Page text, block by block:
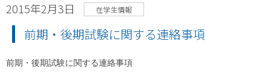
2015年2月3日 在学生情報
前期・後期試験に関する連絡事項
前期・後期試験に関する連絡事項